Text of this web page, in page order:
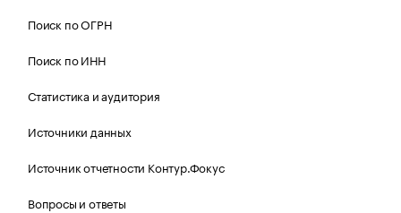
Поиск по ОГРН
Поиск по ИНН
Статистика и аудитория
Источники данных
Источник отчетности Контур.Фокус
Вопросы и ответы